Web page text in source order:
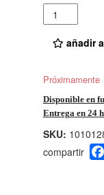
Cantidad
añadir
Próximamente
Disponible en
Entrega en 24
SKU: